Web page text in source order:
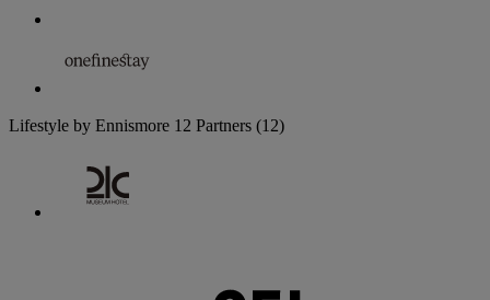
Lifestyle by Ennismore 12 Partners (12)